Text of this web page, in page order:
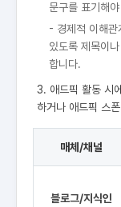
문구를 표기해
- 경제적 이해관
있도록 제목이
합니다.
3. 애드픽 활동 시
하거나 애드픽 스
매체/채널
블로그/지식인